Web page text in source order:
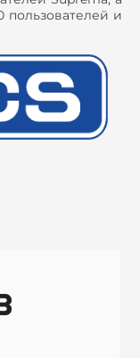
пользователей и